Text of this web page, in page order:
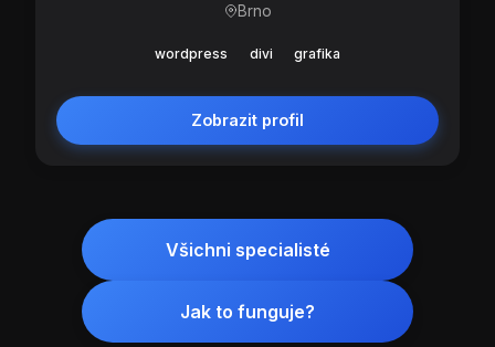
Brno
wordpress divi grafika
Zobrazit profil
Všichni specialisté
Jak to funguje?